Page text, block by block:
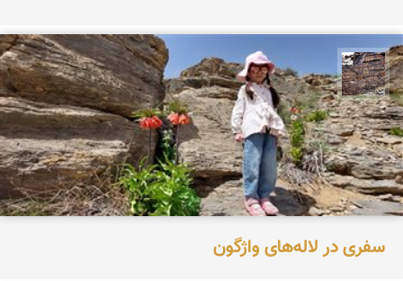
محمد ناصری فرد
سفری در لاله‌های واژگون